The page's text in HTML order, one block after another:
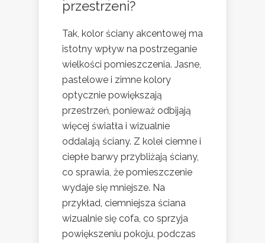
przestrzeni?
Tak, kolor ściany akcentowej ma
istotny wpływ na postrzeganie
wielkości pomieszczenia. Jasne,
pastelowe i zimne kolory
optycznie powiększają
przestrzeń, ponieważ odbijają
więcej światła i wizualnie
oddalają ściany. Z kolei ciemne i
ciepłe barwy przybliżają ściany,
co sprawia, że pomieszczenie
wydaje się mniejsze. Na
przykład, ciemniejsza ściana
wizualnie się cofa, co sprzyja
powiększeniu pokoju, podczas